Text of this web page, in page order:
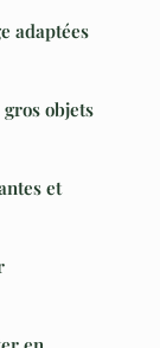
adaptées
objets
et